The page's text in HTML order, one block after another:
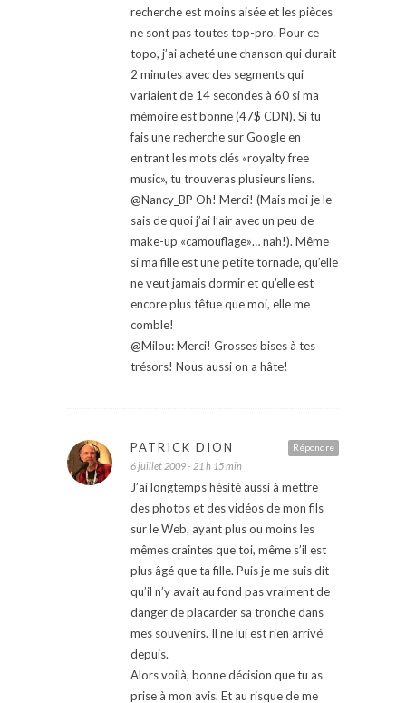
recherche est moins aisée et les pièces
ne sont pas toutes top-pro. Pour ce
topo, j’ai acheté une chanson qui durait
2 minutes avec des segments qui
variaient de 14 secondes à 60 si ma
mémoire est bonne (47$ CDN). Si tu
fais une recherche sur Google en
entrant les mots clés «royalty free
music», tu trouveras plusieurs liens.
@Nancy_BP Oh! Merci! (Mais moi je le
sais de quoi j’ai l’air avec un peu de
make-up «camouflage»… nah!). Même
si ma fille est une petite tornade, qu’elle
ne veut jamais dormir et qu’elle est
encore plus têtue que moi, elle me
comble!
@Milou: Merci! Grosses bises à tes
trésors! Nous aussi on a hâte!
Répondre
PATRICK DION
6 juillet 2009 - 21 h 15 min
J’ai longtemps hésité aussi à mettre
des photos et des vidéos de mon fils
sur le Web, ayant plus ou moins les
mêmes craintes que toi, même s’il est
plus âgé que ta fille. Puis je me suis dit
qu’il n’y avait au fond pas vraiment de
danger de placarder sa tronche dans
mes souvenirs. Il ne lui est rien arrivé
depuis.
Alors voilà, bonne décision que tu as
prise à mon avis. Et au risque de me